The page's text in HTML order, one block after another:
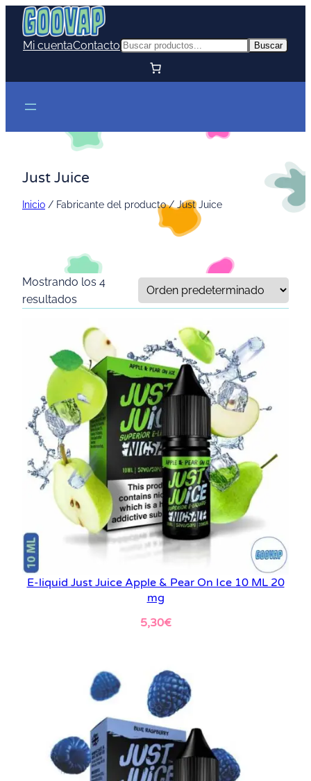
Mi cuentaContacto Buscar Buscar
Just Juice
Inicio / Fabricante del producto / Just Juice
Mostrando los 4
resultados
E-liquid Just Juice Apple & Pear On Ice 10 ML 20
mg
5,30€